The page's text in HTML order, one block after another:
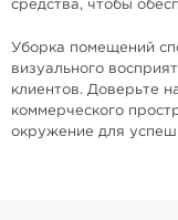
средства, чтобы
Уборка помещений
визуального
клиентов. Доверьте
коммерческого
окружение для